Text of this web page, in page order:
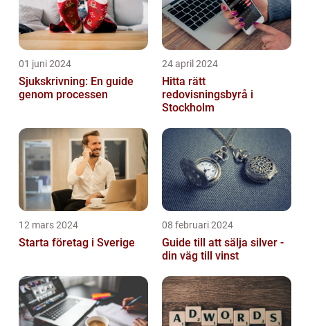
01 juni 2024
Sjukskrivning: En guide
genom processen
24 april 2024
Hitta rätt
redovisningsbyrå i
Stockholm
12 mars 2024
Starta företag i Sverige
08 februari 2024
Guide till att sälja silver -
din väg till vinst